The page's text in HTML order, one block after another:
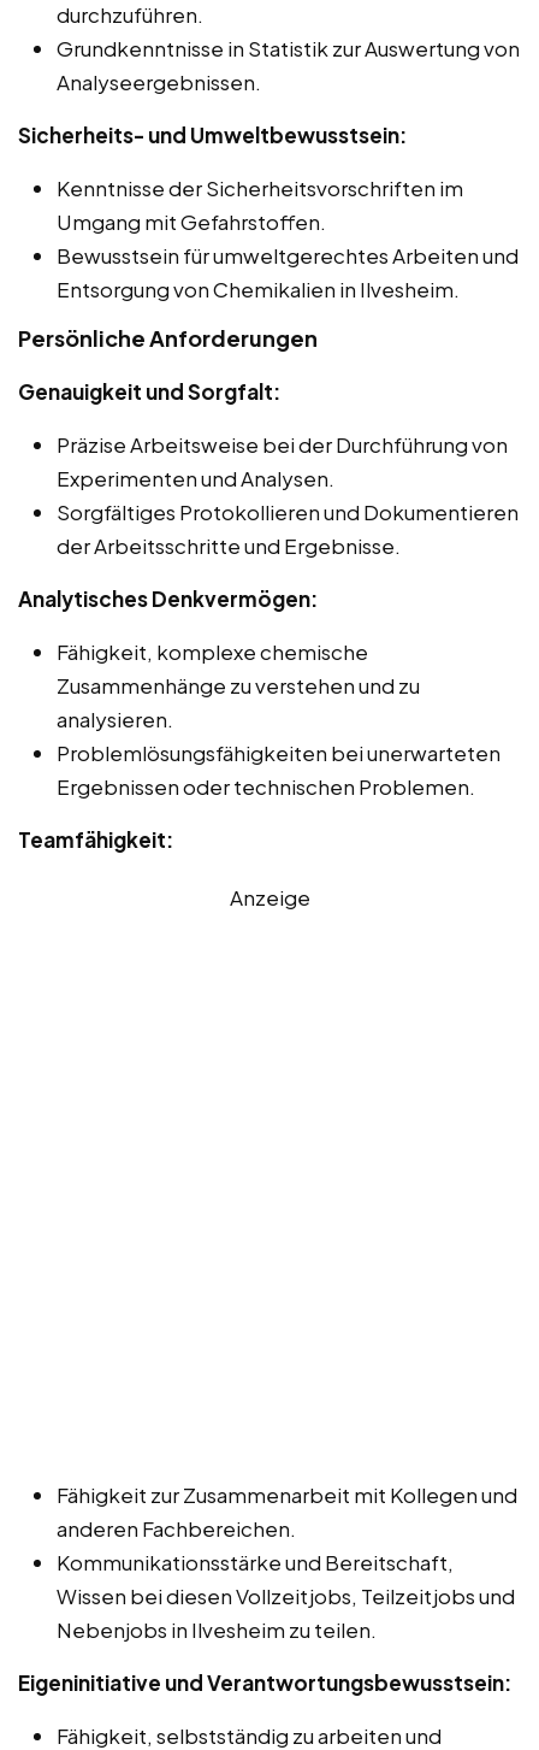
durchzuführen.
Grundkenntnisse in Statistik zur Auswertung von
Analyseergebnissen.
Sicherheits- und Umweltbewusstsein:
Kenntnisse der Sicherheitsvorschriften im
Umgang mit Gefahrstoffen.
Bewusstsein für umweltgerechtes Arbeiten und
Entsorgung von Chemikalien in Ilvesheim.
Persönliche Anforderungen
Genauigkeit und Sorgfalt:
Präzise Arbeitsweise bei der Durchführung von
Experimenten und Analysen.
Sorgfältiges Protokollieren und Dokumentieren
der Arbeitsschritte und Ergebnisse.
Analytisches Denkvermögen:
Fähigkeit, komplexe chemische
Zusammenhänge zu verstehen und zu
analysieren.
Problemlösungsfähigkeiten bei unerwarteten
Ergebnissen oder technischen Problemen.
Teamfähigkeit:
Anzeige
Fähigkeit zur Zusammenarbeit mit Kollegen und
anderen Fachbereichen.
Kommunikationsstärke und Bereitschaft,
Wissen bei diesen Vollzeitjobs, Teilzeitjobs und
Nebenjobs in Ilvesheim zu teilen.
Eigeninitiative und Verantwortungsbewusstsein:
Fähigkeit, selbstständig zu arbeiten und